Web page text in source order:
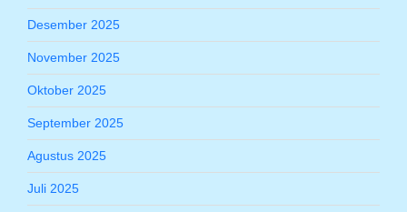
Desember 2025
November 2025
Oktober 2025
September 2025
Agustus 2025
Juli 2025